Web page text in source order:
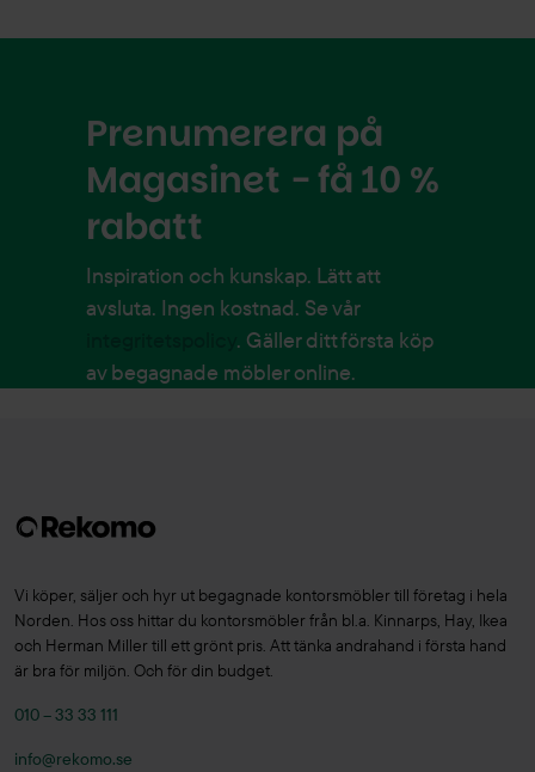
Prenumerera på
Magasinet - få 10 %
rabatt
Inspiration och kunskap. Lätt att
avsluta. Ingen kostnad. Se vår
. Gäller ditt första köp
av begagnade möbler online.
Vi köper, säljer och hyr ut begagnade kontorsmöbler till företag i hela
Norden. Hos oss hittar du kontorsmöbler från bl.a. Kinnarps, Hay, Ikea
och Herman Miller till ett grönt pris. Att tänka andrahand i första hand
är bra för miljön. Och för din budget.
010 – 33 33 111
info@rekomo.se